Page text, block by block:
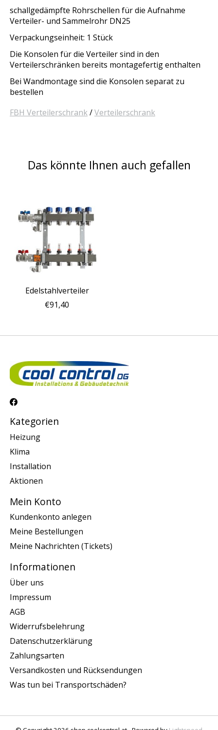
schallgedämpfte Rohrschellen für die Aufnahme
Verteiler- und Sammelrohr DN25
Verpackungseinheit: 1 Stück
Die Konsolen für die Verteiler sind in den
Verteilerschränken bereits montagefertig enthalten
Bei Wandmontage sind die Konsolen separat zu
bestellen
FBH Verteilerschrank/Verteilerschrank
Das könnte Ihnen auch gefallen
Edelstahlverteiler
€91,40
Kategorien
Heizung
Klima
Installation
Aktionen
Mein Konto
Kundenkonto anlegen
Meine Bestellungen
Meine Nachrichten (Tickets)
Informationen
Über uns
Impressum
AGB
Widerrufsbelehrung
Datenschutzerklärung
Zahlungsarten
Versandkosten und Rücksendungen
Was tun bei Transportschäden?